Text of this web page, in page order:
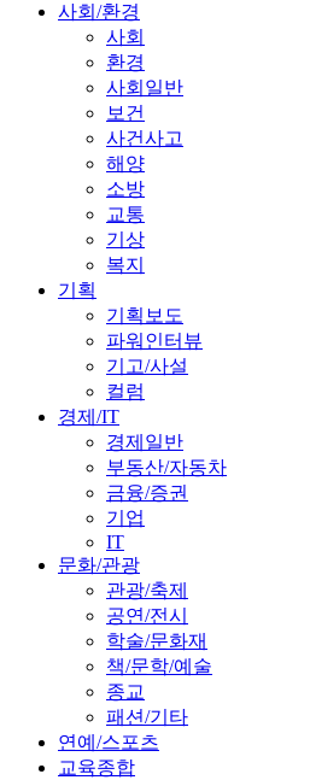
사회/환경
사회
환경
사회일반
보건
사건사고
해양
소방
교통
기상
복지
기획
기획보도
파워인터뷰
기고/사설
컬럼
경제/IT
경제일반
부동산/자동차
금융/증권
기업
IT
문화/관광
관광/축제
공연/전시
학술/문화재
책/문학/예술
종교
패션/기타
연예/스포츠
교육종합